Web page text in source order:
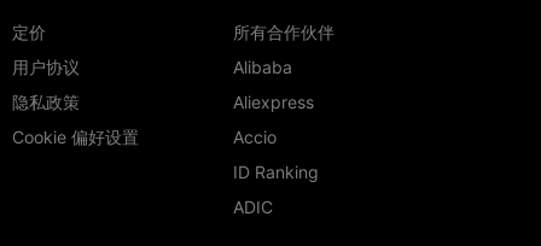
定价
用户协议
隐私政策
Cookie 偏好设置
所有合作伙伴
Alibaba
Aliexpress
Accio
ID Ranking
ADIC